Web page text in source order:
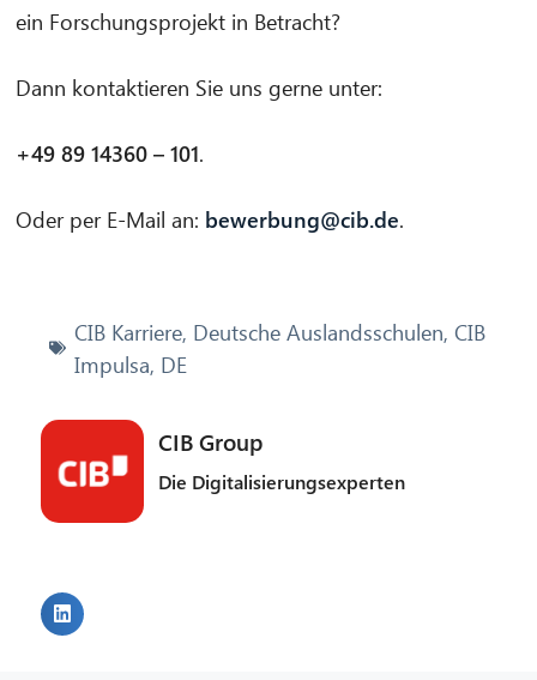
ein Forschungsprojekt in Betracht?
Dann kontaktieren Sie uns gerne unter:
+49 89 14360 – 101.
Oder per E-Mail an: bewerbung@cib.de.
CIB Karriere, Deutsche Auslandsschulen, CIB
Impulsa, DE
CIB Group
Die Digitalisierungsexperten